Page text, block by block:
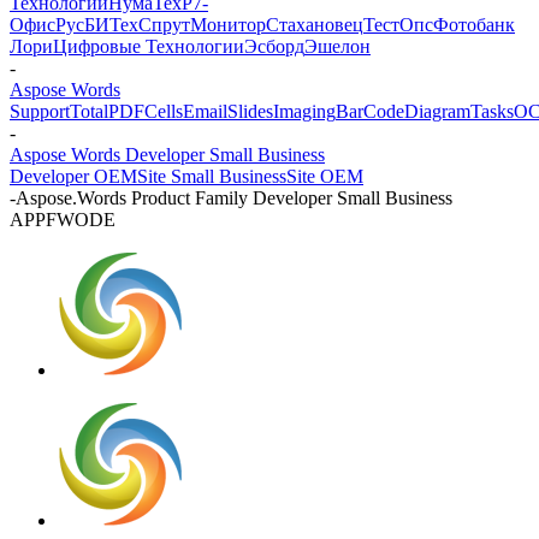
ОфисРусБИТехСпрутМониторСтахановецТестОпсФотобанк
ЛориЦифровые ТехнологииЭсбордЭшелон
-
Aspose Words
SupportTotalPDFCellsEmailSlidesImagingBarCodeDiagramTasks
-
Aspose Words Developer Small Business
Developer OEMSite Small BusinessSite OEM
-Aspose.Words Product Family Developer Small Business
APPFWODE